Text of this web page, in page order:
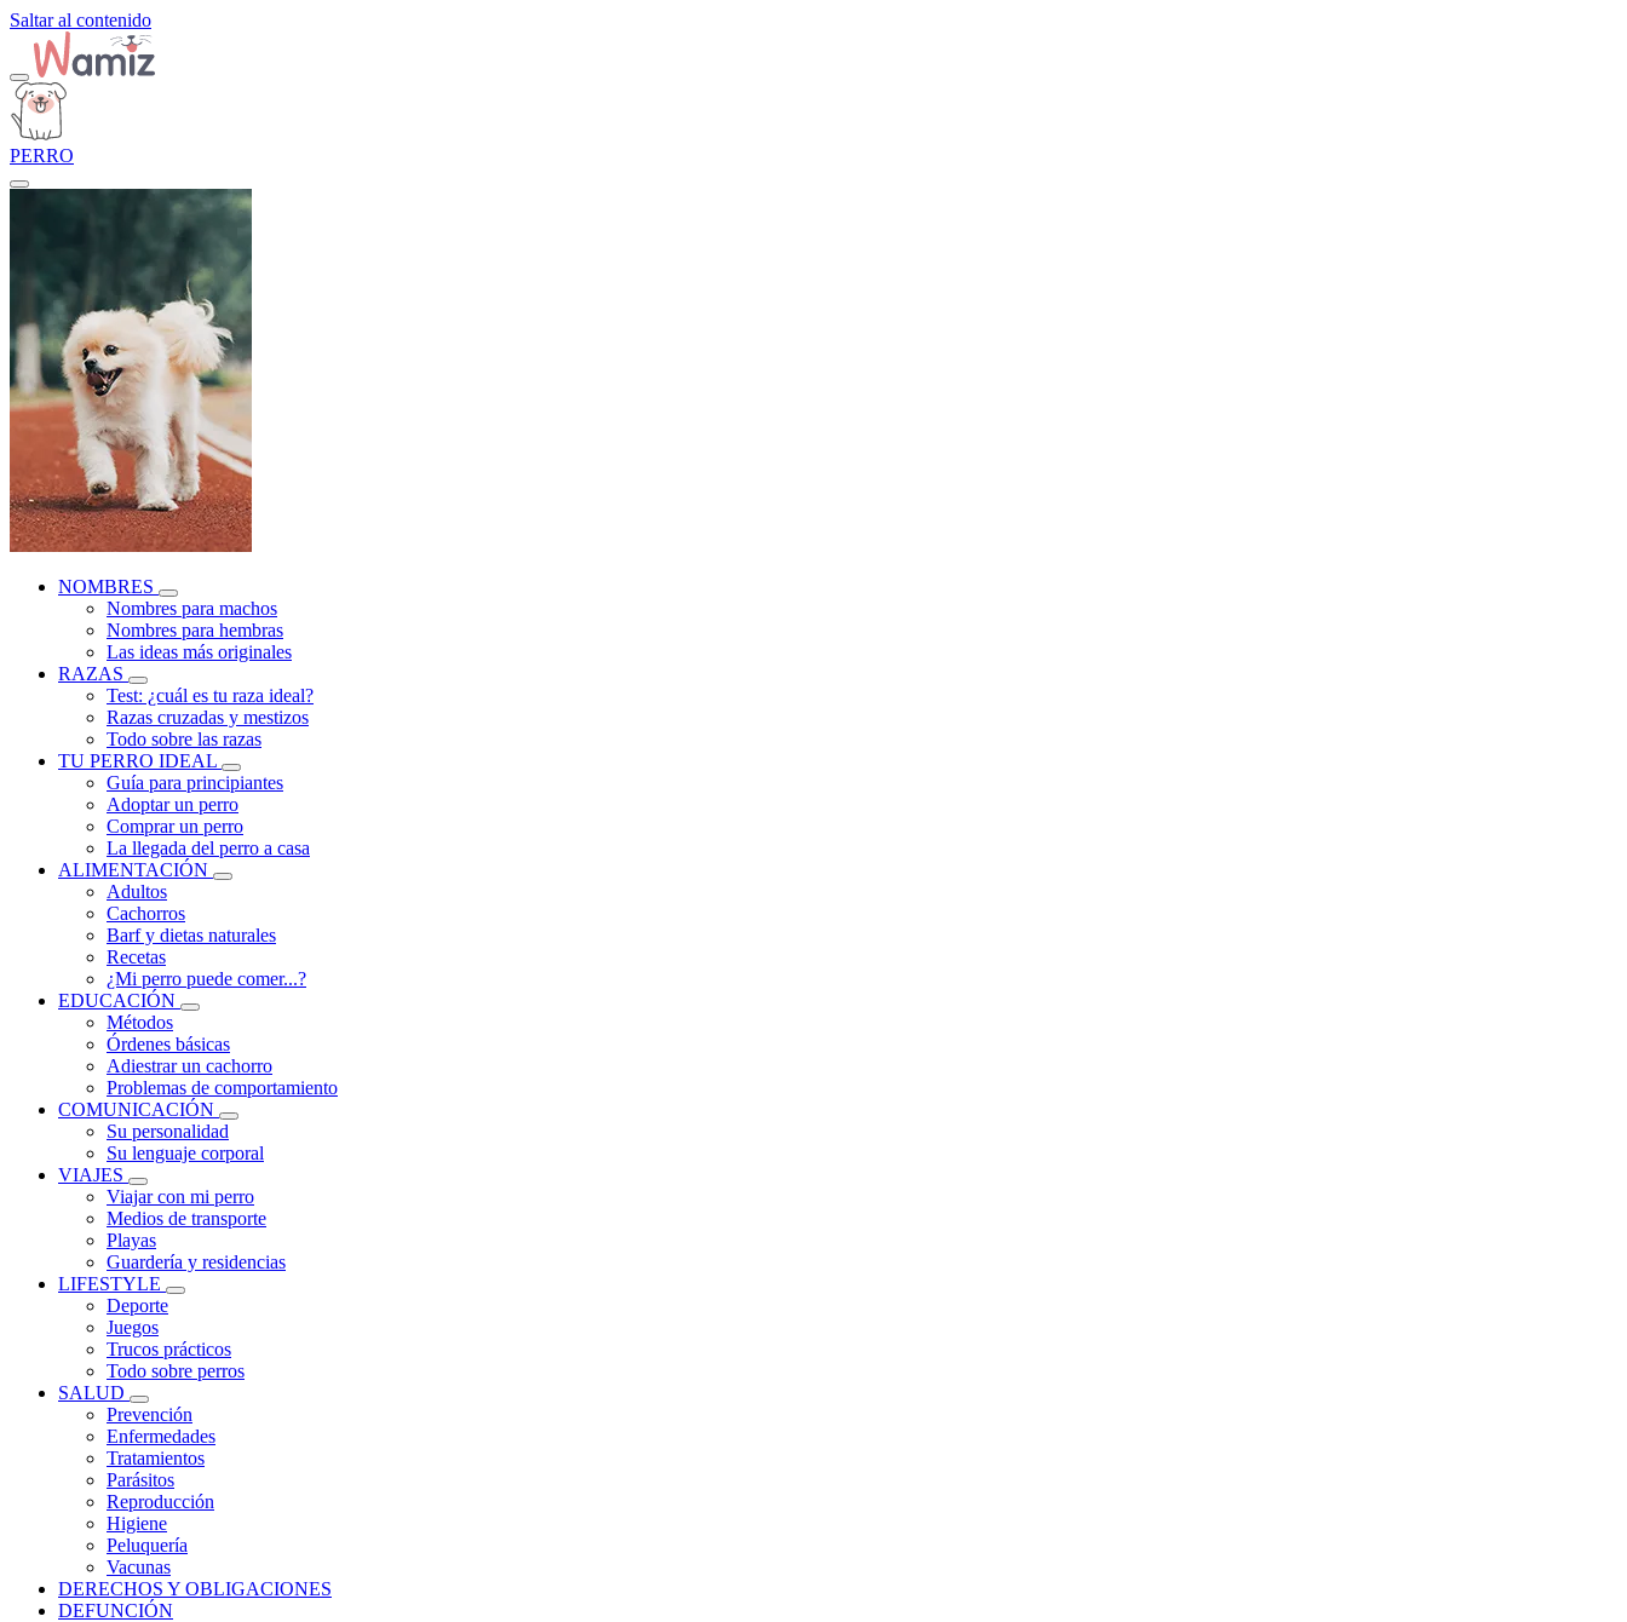
Saltar al contenido
PERRO
NOMBRES
Nombres para machos
Nombres para hembras
Las ideas más originales
RAZAS
Test: ¿cuál es tu raza ideal?
Razas cruzadas y mestizos
Todo sobre las razas
TU PERRO IDEAL
Guía para principiantes
Adoptar un perro
Comprar un perro
La llegada del perro a casa
ALIMENTACIÓN
Adultos
Cachorros
Barf y dietas naturales
Recetas
¿Mi perro puede comer...?
EDUCACIÓN
Métodos
Órdenes básicas
Adiestrar un cachorro
Problemas de comportamiento
COMUNICACIÓN
Su personalidad
Su lenguaje corporal
VIAJES
Viajar con mi perro
Medios de transporte
Playas
Guardería y residencias
LIFESTYLE
Deporte
Juegos
Trucos prácticos
Todo sobre perros
SALUD
Prevención
Enfermedades
Tratamientos
Parásitos
Reproducción
Higiene
Peluquería
Vacunas
DERECHOS Y OBLIGACIONES
DEFUNCIÓN